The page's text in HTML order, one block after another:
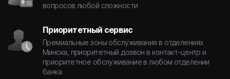
вопросов любой сложности
Приоритетный сервис
Премиальные зоны обслуживания в отделениях
Минска, приоритетный дозвон в контакт-центр и
приоритетное обслуживание в любом отделении
банка